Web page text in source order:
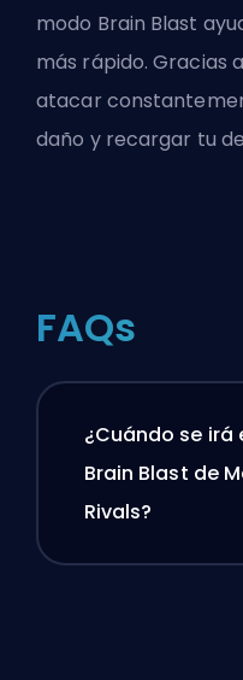
modo Brain Blast
más rápido. Gracias
atacar
daño y recargar tu
FAQs
¿Cuándo se irá
Brain Blast de
Rivals?